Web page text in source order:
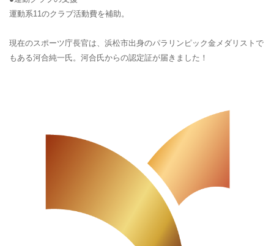
運動系11のクラブ活動費を補助。
現在のスポーツ庁長官は、浜松市出身のパラリンピック金メダリストで
もある河合純一氏。河合氏からの認定証が届きました！